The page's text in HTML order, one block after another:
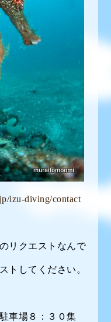
izu-diving/contact
リクエストなんで
トしてください。
車場８：３０集